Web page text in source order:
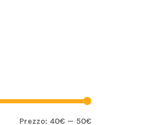
Prezzo: 40€ — 50€